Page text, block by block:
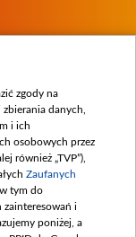
zgody na
danych,
i ich
osobowych przez
również „TVP”),
Zaufanych
tym do
zainteresowań i
poniżej, a